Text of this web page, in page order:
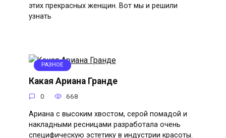
этих прекрасных женщин. Вот мы и решили
узнать
РАЗНОЕ
Какая Ариана Гранде
0 668
Ариана с высоким хвостом, серой помадой и
накладными ресницами разработала очень
специфическую эстетику в индустрии красоты.